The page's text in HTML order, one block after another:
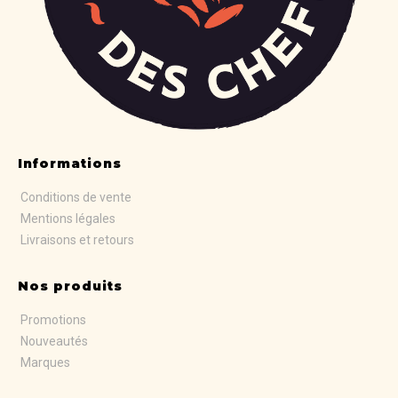
Informations
Conditions de vente
Mentions légales
Livraisons et retours
Nos produits
Promotions
Nouveautés
Marques